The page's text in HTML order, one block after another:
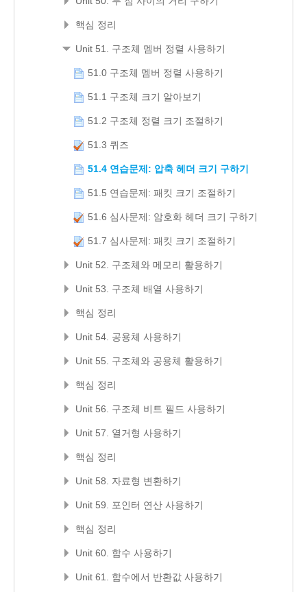
핵심 정리
Unit 51. 구조체 멤버 정렬 사용하기
51.0 구조체 멤버 정렬 사용하기
51.1 구조체 크기 알아보기
51.2 구조체 정렬 크기 조절하기
51.3 퀴즈
51.4 연습문제: 압축 헤더 크기 구하기
51.5 연습문제: 패킷 크기 조절하기
51.6 심사문제: 암호화 헤더 크기 구하기
51.7 심사문제: 패킷 크기 조절하기
Unit 52. 구조체와 메모리 활용하기
Unit 53. 구조체 배열 사용하기
핵심 정리
Unit 54. 공용체 사용하기
Unit 55. 구조체와 공용체 활용하기
핵심 정리
Unit 56. 구조체 비트 필드 사용하기
Unit 57. 열거형 사용하기
핵심 정리
Unit 58. 자료형 변환하기
Unit 59. 포인터 연산 사용하기
핵심 정리
Unit 60. 함수 사용하기
Unit 61. 함수에서 반환값 사용하기